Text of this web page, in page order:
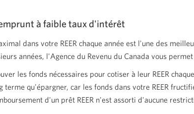
à faible taux d'intérêt
dans votre REER chaque année est l'une des
années, l'Agence du Revenu du Canada vous
les fonds nécessaires pour cotiser à leur REER
terme qu'épargner, car les fonds dans votre REER
d'un prêt REER n'est assorti d'aucune